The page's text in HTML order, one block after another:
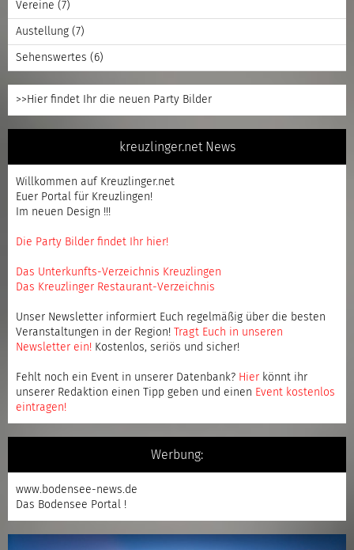
Vereine (7)
Austellung (7)
Sehenswertes (6)
>>Hier findet Ihr die neuen Party Bilder
kreuzlinger.net News
Willkommen auf Kreuzlinger.net
Euer Portal für Kreuzlingen!
Im neuen Design !!!
Die Party Bilder findet Ihr hier!
Das Unterkunfts-Verzeichnis Kreuzlingen
Das Kreuzlinger Restaurant-Verzeichnis
Unser Newsletter informiert Euch regelmäßig über die besten
Veranstaltungen in der Region!
Tragt Euch in unseren
Newsletter ein! Kostenlos, seriös und sicher!
Fehlt noch ein Event in unserer Datenbank? Hier könnt ihr
unserer Redaktion einen Tipp geben und einen Event kostenlos
eintragen!
Werbung:
www.bodensee-news.de
Das Bodensee Portal !